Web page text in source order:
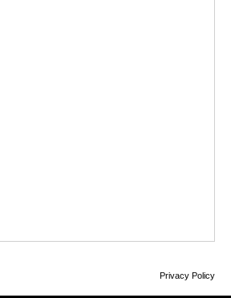
Privacy Policy